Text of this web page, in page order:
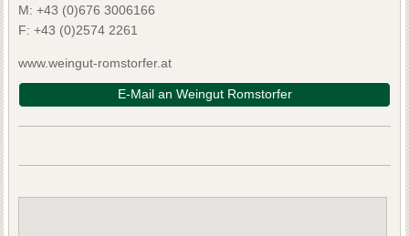
M: +43 (0)676 3006166
F: +43 (0)2574 2261
www.weingut-romstorfer.at
E-Mail an Weingut Romstorfer